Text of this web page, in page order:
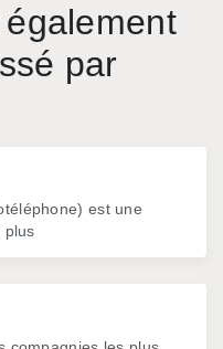
par
est une
plus